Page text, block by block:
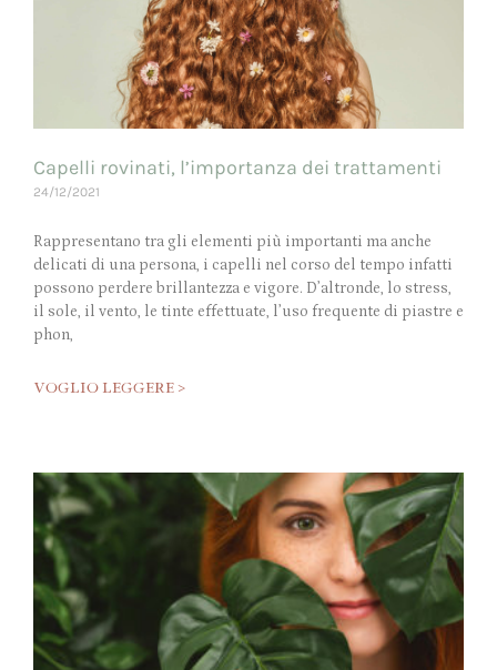
Capelli rovinati, l’importanza dei trattamenti
24/12/2021
Rappresentano tra gli elementi più importanti ma anche
delicati di una persona, i capelli nel corso del tempo infatti
possono perdere brillantezza e vigore. D’altronde, lo stress,
il sole, il vento, le tinte effettuate, l’uso frequente di piastre e
phon,
VOGLIO LEGGERE >